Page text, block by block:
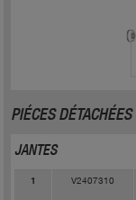
PIÉCES DÉTACHÉES
JANTES
1 V2407310